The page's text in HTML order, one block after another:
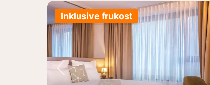
Inklusive frukost
Föregående bild